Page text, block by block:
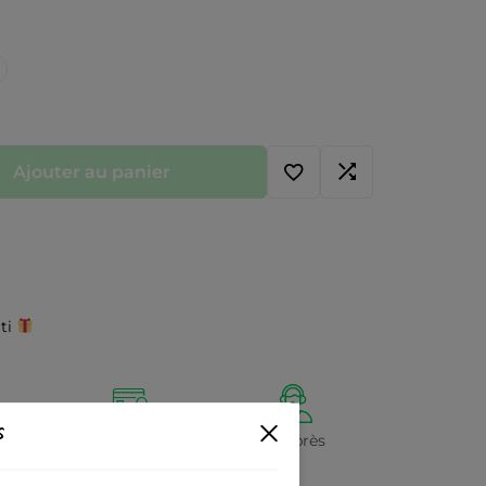
Ajouter au panier
Service Après